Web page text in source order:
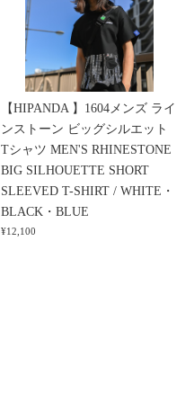
【HIPANDA 】1604メンズ ライ
ンストーン ビッグシルエット
Tシャツ MEN'S RHINESTONE
BIG SILHOUETTE SHORT
SLEEVED T-SHIRT / WHITE・
BLACK・BLUE
¥12,100